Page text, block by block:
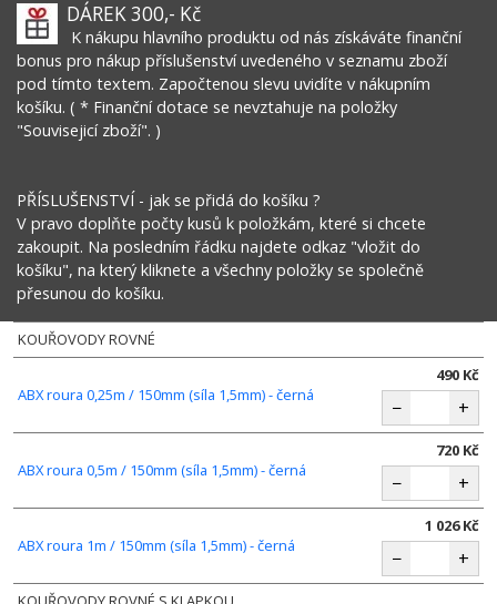
DÁREK 300,- Kč
K nákupu hlavního produktu od nás získáváte finanční
bonus pro nákup příslušenství uvedeného v seznamu zboží
pod tímto textem. Započtenou slevu uvidíte v nákupním
košíku. ( * Finanční dotace se nevztahuje na položky
"Souvisejicí zboží". )
PŘÍSLUŠENSTVÍ - jak se přidá do košíku ?
V pravo doplňte počty kusů k položkám, které si chcete
zakoupit. Na posledním řádku najdete odkaz "vložit do
košíku", na který kliknete a všechny položky se společně
přesunou do košíku.
KOUŘOVODY ROVNÉ
ABX roura 0,25m / 150mm (síla 1,5mm) - černá
490 Kč
− +
ABX roura 0,5m / 150mm (síla 1,5mm) - černá
720 Kč
− +
ABX roura 1m / 150mm (síla 1,5mm) - černá
1 026 Kč
− +